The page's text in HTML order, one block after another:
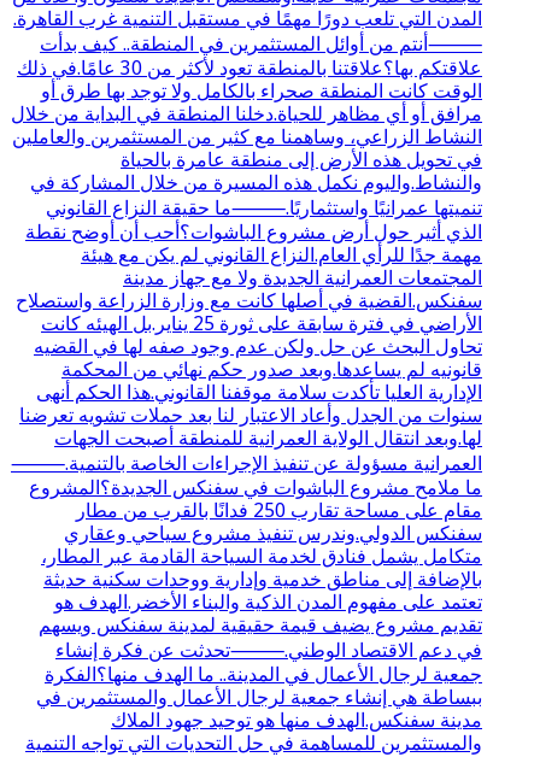
المدن التي تلعب دورًا مهمًا في مستقبل التنمية غرب القاهرة.
⸻أنتم من أوائل المستثمرين في المنطقة.. كيف بدأت
علاقتكم بها؟علاقتنا بالمنطقة تعود لأكثر من 30 عامًا.في ذلك
الوقت كانت المنطقة صحراء بالكامل ولا توجد بها طرق أو
مرافق أو أي مظاهر للحياة.دخلنا المنطقة في البداية من خلال
النشاط الزراعي، وساهمنا مع كثير من المستثمرين والعاملين
في تحويل هذه الأرض إلى منطقة عامرة بالحياة
والنشاط.واليوم نكمل هذه المسيرة من خلال المشاركة في
تنميتها عمرانيًا واستثماريًا.⸻ما حقيقة النزاع القانوني
الذي أثير حول أرض مشروع الباشوات؟أحب أن أوضح نقطة
مهمة جدًا للرأي العام.النزاع القانوني لم يكن مع هيئة
المجتمعات العمرانية الجديدة ولا مع جهاز مدينة
سفنكس.القضية في أصلها كانت مع وزارة الزراعة واستصلاح
الأراضي في فترة سابقة على ثورة 25 يناير.بل الهيئه كانت
تحاول البحث عن حل ولكن عدم وجود صفه لها في القضيه
قانونيه لم يساعدها.وبعد صدور حكم نهائي من المحكمة
الإدارية العليا تأكدت سلامة موقفنا القانوني.هذا الحكم أنهى
سنوات من الجدل وأعاد الاعتبار لنا بعد حملات تشويه تعرضنا
لها.وبعد انتقال الولاية العمرانية للمنطقة أصبحت الجهات
العمرانية مسؤولة عن تنفيذ الإجراءات الخاصة بالتنمية.⸻
ما ملامح مشروع الباشوات في سفنكس الجديدة؟المشروع
مقام على مساحة تقارب 250 فدانًا بالقرب من مطار
سفنكس الدولي.وندرس تنفيذ مشروع سياحي وعقاري
متكامل يشمل فنادق لخدمة السياحة القادمة عبر المطار،
بالإضافة إلى مناطق خدمية وإدارية ووحدات سكنية حديثة
تعتمد على مفهوم المدن الذكية والبناء الأخضر.الهدف هو
تقديم مشروع يضيف قيمة حقيقية لمدينة سفنكس ويسهم
في دعم الاقتصاد الوطني.⸻تحدثت عن فكرة إنشاء
جمعية لرجال الأعمال في المدينة.. ما الهدف منها؟الفكرة
ببساطة هي إنشاء جمعية لرجال الأعمال والمستثمرين في
مدينة سفنكس.الهدف منها هو توحيد جهود الملاك
والمستثمرين للمساهمة في حل التحديات التي تواجه التنمية